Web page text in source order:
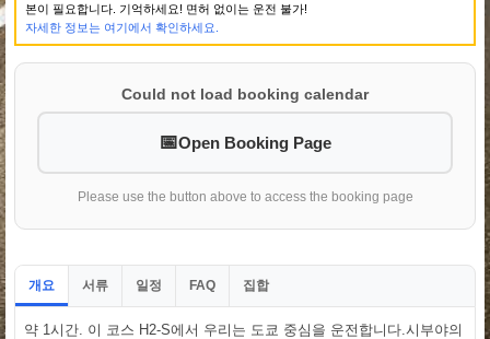
본이 필요합니다. 기억하세요! 면허 없이는 운전 불가!
자세한 정보는 여기에서 확인하세요.
Could not load booking calendar
Open Booking Page
Please use the button above to access the booking page
개요 서류 일정 FAQ 집합
약 1시간. 이 코스 H2-S에서 우리는 도쿄 중심을 운전합니다.시부야의